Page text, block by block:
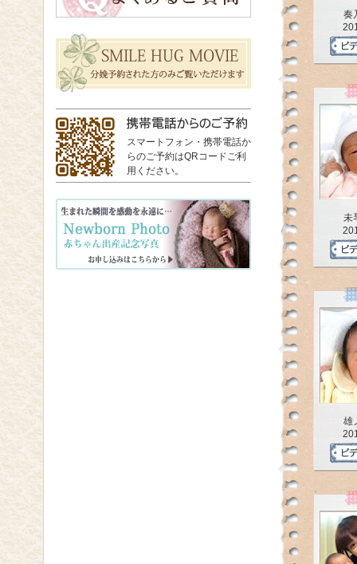
スマートフォン・携帯電話か
らのご予約はQRコードご利
用ください。
奏
未
雄